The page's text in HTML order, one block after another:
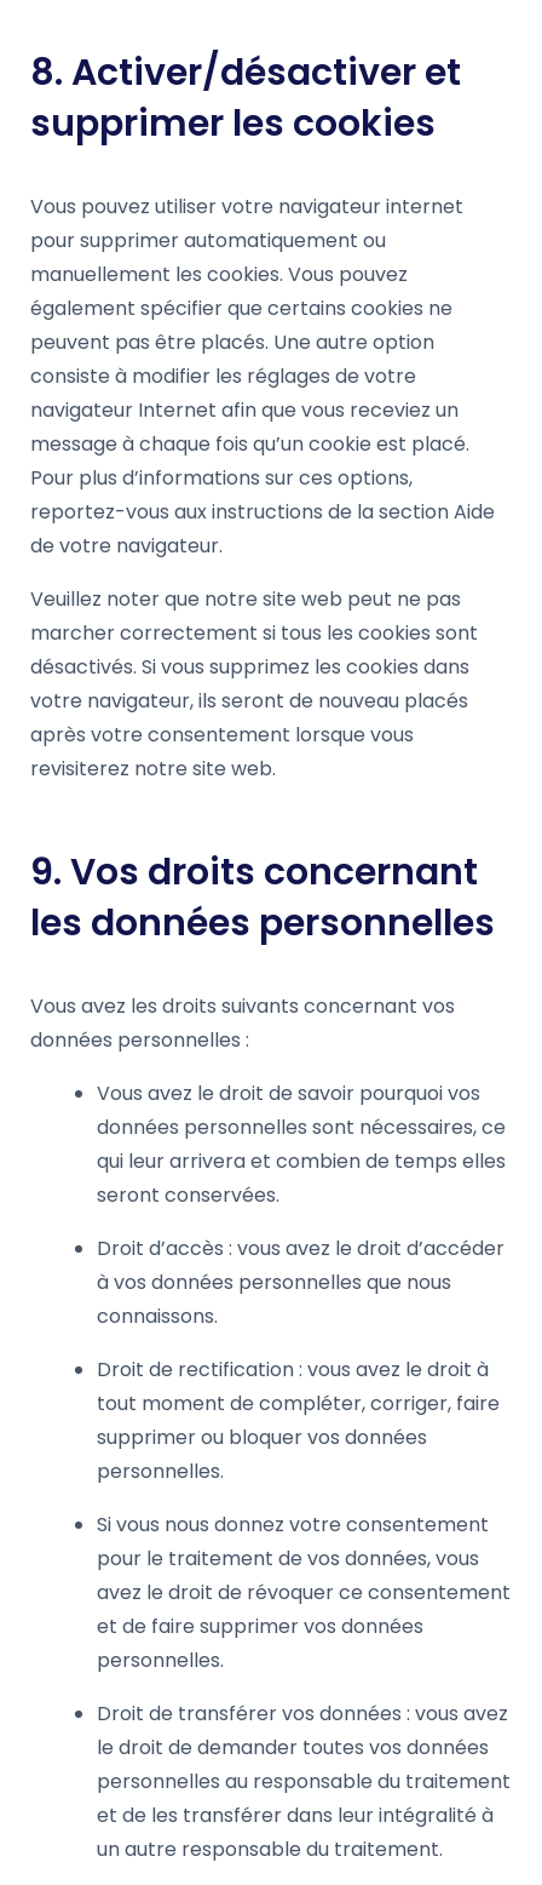
8. Activer/désactiver et
supprimer les cookies
Vous pouvez utiliser votre navigateur internet
pour supprimer automatiquement ou
manuellement les cookies. Vous pouvez
également spécifier que certains cookies ne
peuvent pas être placés. Une autre option
consiste à modifier les réglages de votre
navigateur Internet afin que vous receviez un
message à chaque fois qu’un cookie est placé.
Pour plus d’informations sur ces options,
reportez-vous aux instructions de la section Aide
de votre navigateur.
Veuillez noter que notre site web peut ne pas
marcher correctement si tous les cookies sont
désactivés. Si vous supprimez les cookies dans
votre navigateur, ils seront de nouveau placés
après votre consentement lorsque vous
revisiterez notre site web.
9. Vos droits concernant
les données personnelles
Vous avez les droits suivants concernant vos
données personnelles :
Vous avez le droit de savoir pourquoi vos
données personnelles sont nécessaires, ce
qui leur arrivera et combien de temps elles
seront conservées.
Droit d’accès : vous avez le droit d’accéder
à vos données personnelles que nous
connaissons.
Droit de rectification : vous avez le droit à
tout moment de compléter, corriger, faire
supprimer ou bloquer vos données
personnelles.
Si vous nous donnez votre consentement
pour le traitement de vos données, vous
avez le droit de révoquer ce consentement
et de faire supprimer vos données
personnelles.
Droit de transférer vos données : vous avez
le droit de demander toutes vos données
personnelles au responsable du traitement
et de les transférer dans leur intégralité à
un autre responsable du traitement.